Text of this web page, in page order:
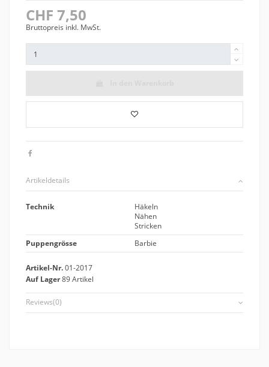
CHF 7,50
Bruttopreis inkl. MwSt.
Artikeldetails
Technik
Häkeln
Nähen
Stricken
Puppengrösse
Barbie
Artikel-Nr.01-2017
Auf Lager89 Artikel
Reviews(0)